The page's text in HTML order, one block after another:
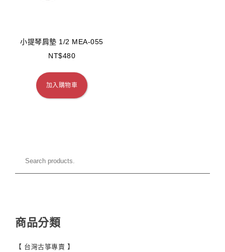
小提琴肩墊 1/2 MEA-055
NT$480
加入購物車
商品分類
【 台灣古箏專賣 】